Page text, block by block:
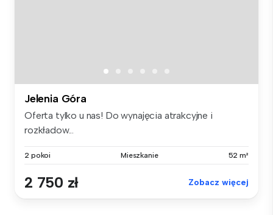
Jelenia Góra
Oferta tylko u nas! Do wynajęcia atrakcyjne i
rozkładow...
2 pokoi Mieszkanie 52 m²
2 750 zł Zobacz więcej